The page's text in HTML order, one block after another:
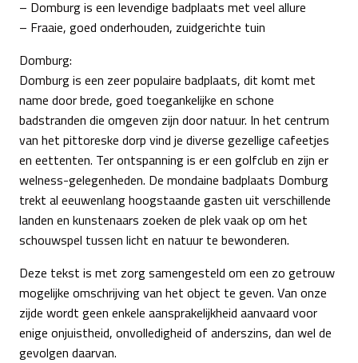
– Domburg is een levendige badplaats met veel allure
– Fraaie, goed onderhouden, zuidgerichte tuin
Domburg:
Domburg is een zeer populaire badplaats, dit komt met
name door brede, goed toegankelijke en schone
badstranden die omgeven zijn door natuur. In het centrum
van het pittoreske dorp vind je diverse gezellige cafeetjes
en eettenten. Ter ontspanning is er een golfclub en zijn er
welness-gelegenheden. De mondaine badplaats Domburg
trekt al eeuwenlang hoogstaande gasten uit verschillende
landen en kunstenaars zoeken de plek vaak op om het
schouwspel tussen licht en natuur te bewonderen.
Deze tekst is met zorg samengesteld om een zo getrouw
mogelijke omschrijving van het object te geven. Van onze
zijde wordt geen enkele aansprakelijkheid aanvaard voor
enige onjuistheid, onvolledigheid of anderszins, dan wel de
gevolgen daarvan.